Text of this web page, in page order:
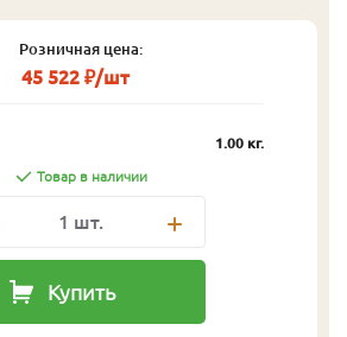
Розничная цена:
45 522 ₽/шт
1.00 кг.
Товар в наличии
1 шт.
Купить